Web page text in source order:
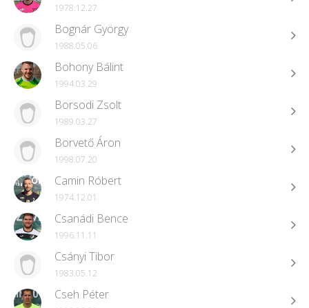
1978.12.27
Bognár György
1988.05.06
Bohony Bálint
1994.03.29
Borsodi Zsolt
1989.03.27
Borvető Áron
1998.07.20
Camin Róbert
1974.12.01
Csanádi Bence
1996.11.11
Csányi Tibor
1983.05.12
Cseh Péter